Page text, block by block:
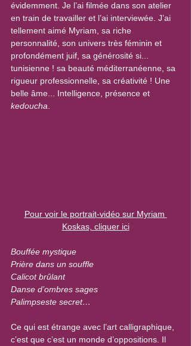
évidemment. Je l’ai filmée dans son atelier
en train de travailler et l’ai interviewée. J’ai
tellement aimé Myriam, sa riche
personnalité, son univers très féminin et
profondément juif, sa générosité si...
tunisienne ! sa beauté méditerranéenne, sa
rigueur professionnelle, sa créativité ! Une
belle âme... Intelligence, présence et
kedoucha
Pour voir le portrait-vidéo sur Myriam
Koskas, cliquer ici
Bouffée mystique
Prière dans un souffle
Calicot brûlant
Danse d’ombres sages
Palimpseste secret…
Ce qui est étrange avec l’art calligraphique,
c’est que c’est un monde d’oppositions. Il